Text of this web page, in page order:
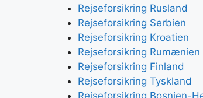
Rejseforsikring Rusland
Rejseforsikring Serbien
Rejseforsikring Kroatien
Rejseforsikring Rumænien
Rejseforsikring Finland
Rejseforsikring Tyskland
Rejseforsikring Bosnien-